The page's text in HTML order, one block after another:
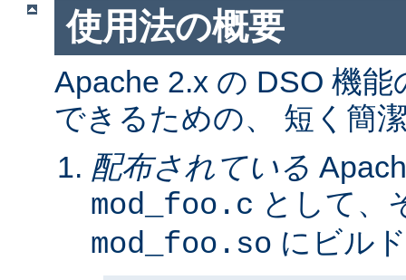
使用法の概要
Apache 2.x の DSO 機
できるための、 短く簡
配布されている
mod_foo.c として、
mod_foo.so にビル